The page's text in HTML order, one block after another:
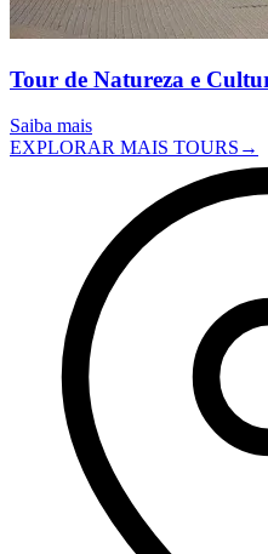
Tour de Natureza e
Saiba mais
EXPLORAR MAIS TOURS →